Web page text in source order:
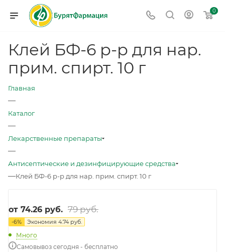
0
Клей БФ-6 р-р для нар.
прим. спирт. 10 г
Главная
—
Каталог
—
Лекарственные препараты
—
Антисептические и дезинфицирующие средства
—Клей БФ-6 р-р для нар. прим. спирт. 10 г
от 74.26 руб. 79 руб.
-6% Экономия 4.74 руб.
Много
Самовывоз сегодня - бесплатно